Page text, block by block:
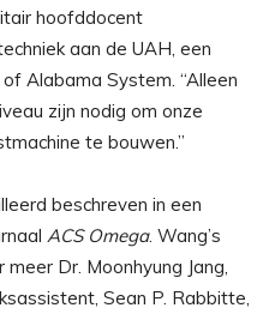
hoofddocent
aan de UAH, een
Alabama System. “Alleen
zijn nodig om onze
te bouwen.”
beschreven in een
ACS Omega. Wang’s
Dr. Moonhyung Jang,
Sean P. Rabbitte,